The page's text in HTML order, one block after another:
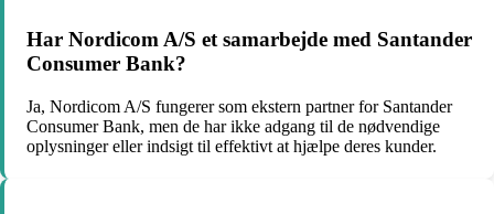
Har Nordicom A/S et samarbejde med Santander
Consumer Bank?
Ja, Nordicom A/S fungerer som ekstern partner for Santander
Consumer Bank, men de har ikke adgang til de nødvendige
oplysninger eller indsigt til effektivt at hjælpe deres kunder.